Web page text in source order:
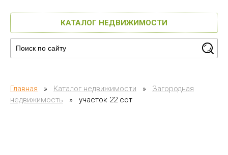
КАТАЛОГ НЕДВИЖИМОСТИ
Главная » Каталог недвижимости »
Загородная
недвижимость
» участок 22 сот